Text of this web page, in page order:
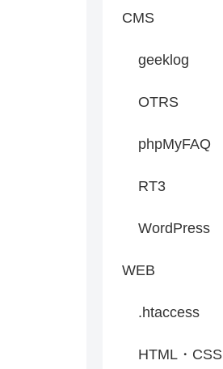
CMS
geeklog
OTRS
phpMyFAQ
RT3
WordPress
WEB
.htaccess
HTML・CSS